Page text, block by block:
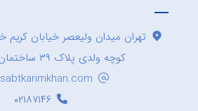
تهران میدان ولیعصر خیابان کریم
کوچه ولدی پلاک ۳۹ ساختمان کریم خان
۰۲۱۸۷۱۴۶